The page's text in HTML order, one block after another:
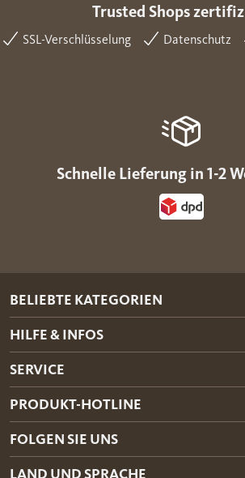
Trusted Shops
SSL-Verschlüsselung Datenschutz
Schnelle Lieferung in 1-2
BELIEBTE KATEGORIEN
HILFE & INFOS
SERVICE
PRODUKT-HOTLINE
FOLGEN SIE UNS
LAND UND SPRACHE